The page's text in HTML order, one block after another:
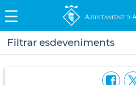
Filtrar esdeveniments